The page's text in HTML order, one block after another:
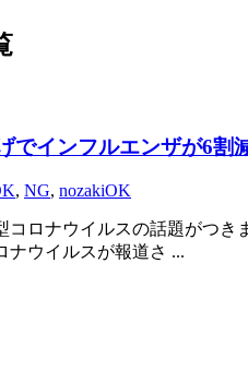
でインフルエンザが6割
, NG, nozakiOK
ロナウイルスの話題がつき
ウイルスが報道さ ...